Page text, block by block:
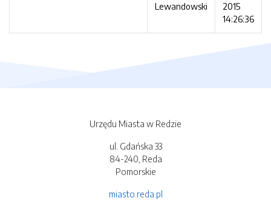
Lewandowski
2015
14:26:36
Urzędu Miasta w Redzie
ul. Gdańska 33
84-240, Reda
Pomorskie
miasto.reda.pl